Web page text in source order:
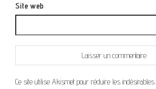
Site web
Ce site utilise Akismet pour réduire les indésirables.